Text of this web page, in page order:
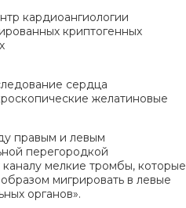
кардиоангиологии
криптогенных
сердца
желатиновые
правым и левым
перегородкой
мелкие тромбы, которые
мигрировать в левые
органов».